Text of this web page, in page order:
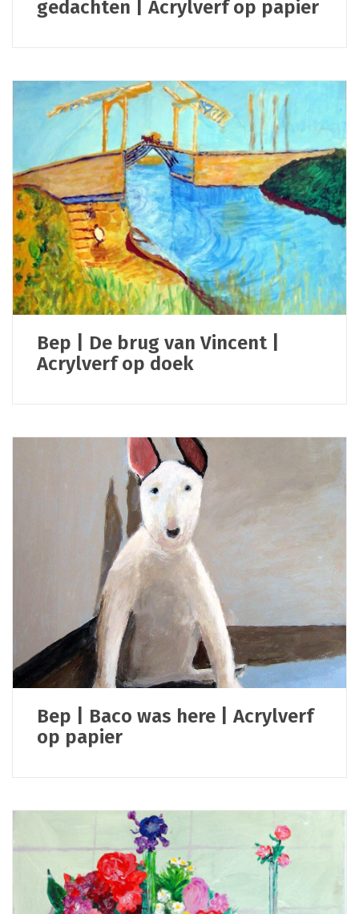
gedachten | Acrylverf op papier
Bep | De brug van Vincent |
Acrylverf op doek
Bep | Baco was here | Acrylverf
op papier